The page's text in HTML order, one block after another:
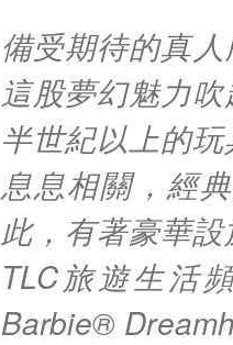
備受期待的真
這股夢幻魅力
半世紀以上的
息息相關，經
此，有著豪華設
TLC旅遊生活
Barbie®